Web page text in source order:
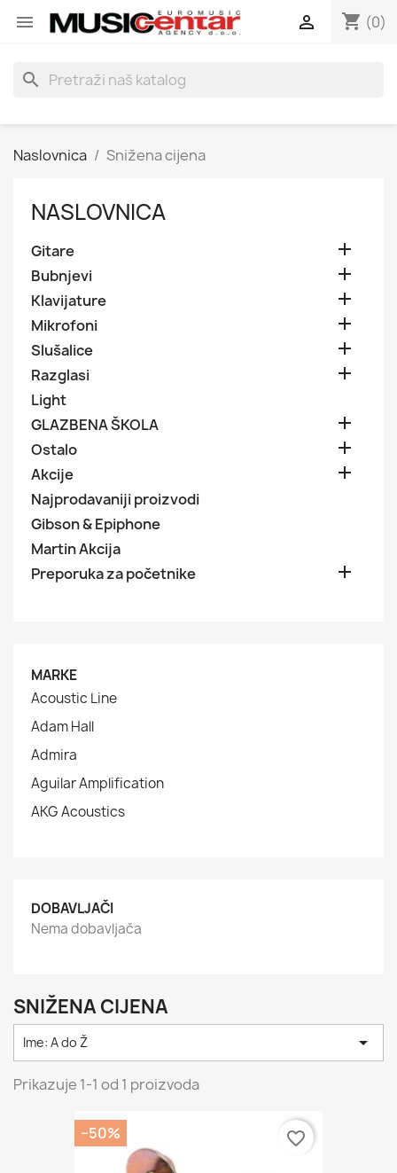
 shopping_cart (0)

search
Naslovnica Snižena cijena
NASLOVNICA
Gitare 
Bubnjevi 
Klavijature 
Mikrofoni 
Slušalice 
Razglasi 
Light
GLAZBENA ŠKOLA

Ostalo 
Akcije 
Najprodavaniji proizvodi
Gibson & Epiphone
Martin Akcija
Preporuka za početnike

MARKE
Acoustic Line
Adam Hall
Admira
Aguilar Amplification
AKG Acoustics
DOBAVLJAČI
Nema dobavljača
SNIŽENA CIJENA
Ime: A do Ž 
Prikazuje 1-1 od 1 proizvoda
−50% favorite_border